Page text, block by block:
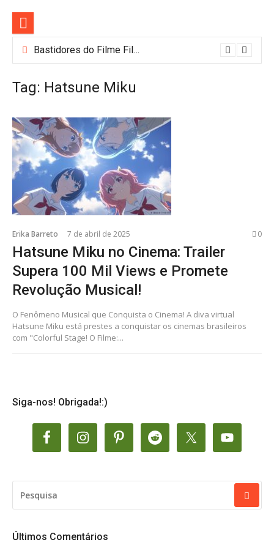
conteúdo
Bastidores do Filme Filhos de Sangue e Osso Revelam a Magia de Orïsha
Tag: Hatsune Miku
Erika Barreto 7 de abril de 2025 0
Hatsune Miku no Cinema: Trailer
Supera 100 Mil Views e Promete
Revolução Musical!
O Fenômeno Musical que Conquista o Cinema! A diva virtual
Hatsune Miku está prestes a conquistar os cinemas brasileiros
com "Colorful Stage! O Filme:...
Siga-nos! Obrigada!:)
POR:
Últimos Comentários